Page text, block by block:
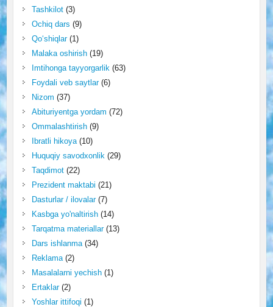
Tashkilot(3)
Ochiq dars (9)
Qo‘shiqlar(1)
Malaka oshirish(19)
Imtihonga tayyorgarlik (63)
Foydali veb saytlar(6)
Nizom (37)
Abituriyentga yordam (72)
Ommalashtirish(9)
Ibratli hikoya(10)
Huquqiy savodxonlik (29)
Taqdimot(22)
Prezident maktabi (21)
Dasturlar / ilovalar(7)
Kasbga yo'naltirish(14)
Tarqatma materiallar(13)
Dars ishlanma(34)
Reklama(2)
Masalalarni yechish(1)
Ertaklar(2)
Yoshlar ittifoqi (1)